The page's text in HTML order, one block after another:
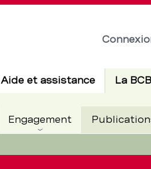
Aide et assistance La
Engagement